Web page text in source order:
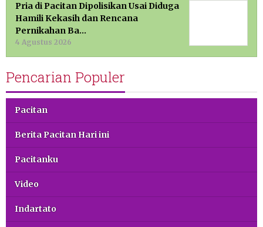
Pria di Pacitan Dipolisikan Usai Diduga
Hamili Kekasih dan Rencana
Pernikahan Ba…
4 Agustus 2026
Pencarian Populer
Pacitan
Berita Pacitan Hari ini
Pacitanku
Video
Indartato